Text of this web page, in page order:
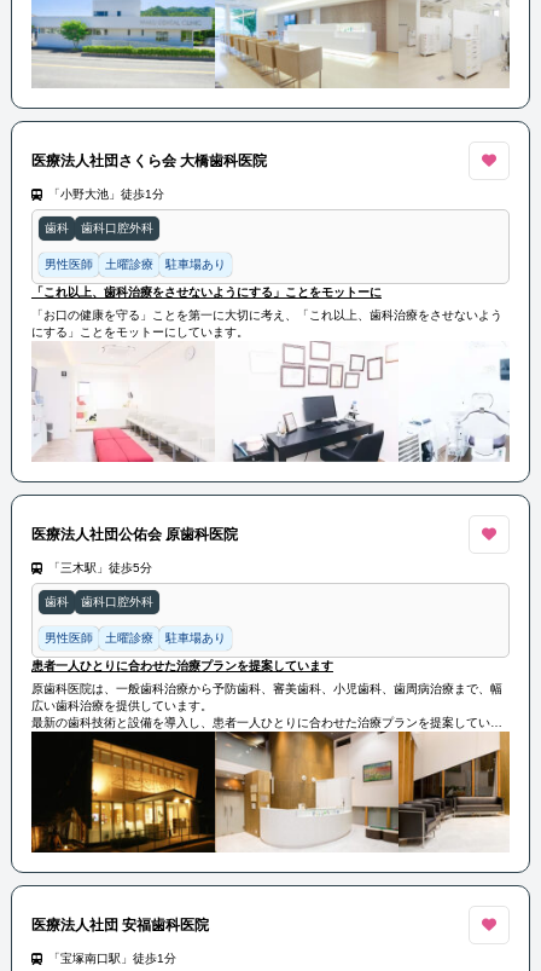
わく歯科医院は丁寧な診療と高品質な治療を提供し、患者の健康な笑顔の実現に貢献し
ています。
医療法人社団さくら会 大橋歯科医院
「小野大池」徒歩1分
歯科 歯科口腔外科
男性医師 土曜診療 駐車場あり
「これ以上、歯科治療をさせないようにする」ことをモットーに
「お口の健康を守る」ことを第一に大切に考え、「これ以上、歯科治療をさせないよう
にする」ことをモットーにしています。
医療法人社団公佑会 原歯科医院
「三木駅」徒歩5分
歯科 歯科口腔外科
男性医師 土曜診療 駐車場あり
患者一人ひとりに合わせた治療プランを提案しています
原歯科医院は、一般歯科治療から予防歯科、審美歯科、小児歯科、歯周病治療まで、幅
広い歯科治療を提供しています。
最新の歯科技術と設備を導入し、患者一人ひとりに合わせた治療プランを提案していま
また、予防歯科にも力を入れ、定期的な歯のクリーニングやフッ素塗布などを通じて、
患者の口腔健康を保つことに努めています。
医療法人社団 安福歯科医院
「宝塚南口駅」徒歩1分